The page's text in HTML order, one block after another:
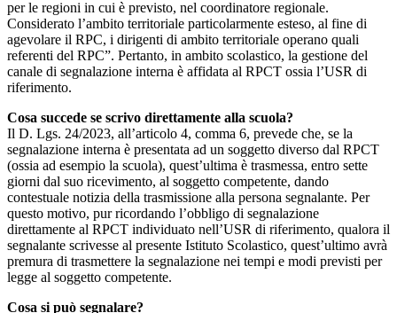
per le regioni in cui è previsto, nel coordinatore regionale.
Considerato l’ambito territoriale particolarmente esteso, al fine di
agevolare il RPC, i dirigenti di ambito territoriale operano quali
referenti del RPC”. Pertanto, in ambito scolastico, la gestione del
canale di segnalazione interna è affidata al RPCT ossia l’USR di
riferimento.
Cosa succede se scrivo direttamente alla scuola?
Il D. Lgs. 24/2023, all’articolo 4, comma 6, prevede che, se la
segnalazione interna è presentata ad un soggetto diverso dal RPCT
(ossia ad esempio la scuola), quest’ultima è trasmessa, entro sette
giorni dal suo ricevimento, al soggetto competente, dando
contestuale notizia della trasmissione alla persona segnalante. Per
questo motivo, pur ricordando l’obbligo di segnalazione
direttamente al RPCT individuato nell’USR di riferimento, qualora il
segnalante scrivesse al presente Istituto Scolastico, quest’ultimo avrà
premura di trasmettere la segnalazione nei tempi e modi previsti per
legge al soggetto competente.
Cosa si può segnalare?